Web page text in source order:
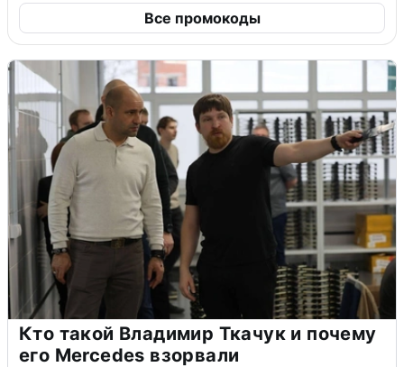
Все промокоды
Кто такой Владимир Ткачук и почему
его Mercedes взорвали